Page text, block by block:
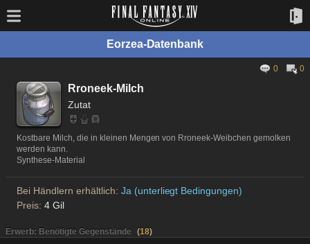
Eorzea-Datenbank
0 0
Rroneek-Milch
Zutat
Kostbare Milch, die in kleinen Mengen von Rroneek-Weibchen gemolken
werden kann.
Synthese-Material
Bei Händlern erhältlich: Ja (unterliegt Bedingungen)
Preis: 4 Gil
Erwerb: Benötigte Gegenstände (18)